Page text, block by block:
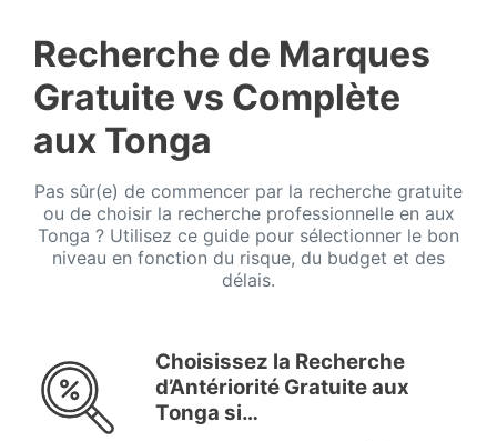
Recherche de Marques
Gratuite vs Complète
aux Tonga
Pas sûr(e) de commencer par la recherche gratuite
ou de choisir la recherche professionnelle en aux
Tonga ? Utilisez ce guide pour sélectionner le bon
niveau en fonction du risque, du budget et des
délais.
Choisissez la Recherche
d’Antériorité Gratuite aux
Tonga si…